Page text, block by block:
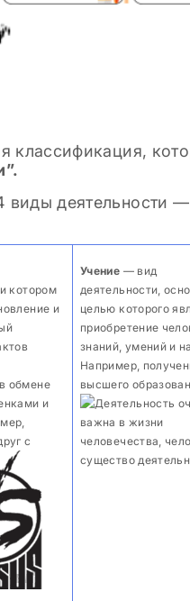
классификация,
деятельности
котором
и
обмене
и
с
Учение — вид
деятельности,
целью которого
приобретение
знаний, умений и
Например,
высшего